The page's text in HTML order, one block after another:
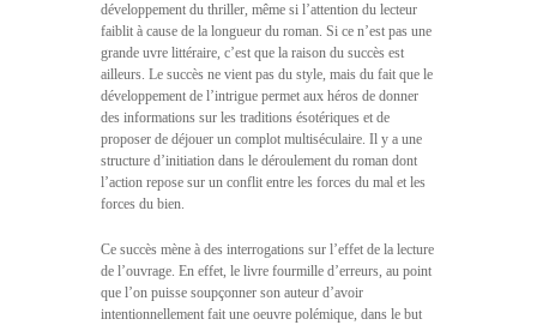
développement du thriller, même si l’attention du lecteur
faiblit à cause de la longueur du roman. Si ce n’est pas une
grande uvre littéraire, c’est que la raison du succès est
ailleurs. Le succès ne vient pas du style, mais du fait que le
développement de l’intrigue permet aux héros de donner
des informations sur les traditions ésotériques et de
proposer de déjouer un complot multiséculaire. Il y a une
structure d’initiation dans le déroulement du roman dont
l’action repose sur un conflit entre les forces du mal et les
forces du bien.
Ce succès mène à des interrogations sur l’effet de la lecture
de l’ouvrage. En effet, le livre fourmille d’erreurs, au point
que l’on puisse soupçonner son auteur d’avoir
intentionnellement fait une oeuvre polémique, dans le but